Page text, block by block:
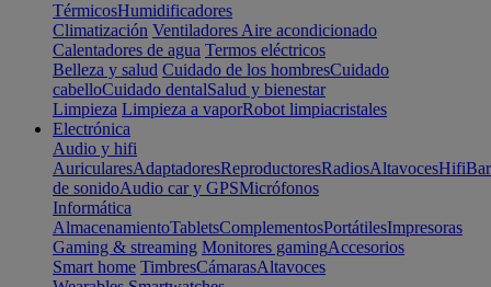
TérmicosHumidificadores
Climatización Ventiladores Aire acondicionado
Calentadores de agua Termos eléctricos
Belleza y salud Cuidado de los hombresCuidado
cabelloCuidado dentalSalud y bienestar
Limpieza Limpieza a vaporRobot limpiacristales
Electrónica
Audio y hifi
AuricularesAdaptadoresReproductoresRadiosAltavocesHifi
de sonidoAudio car y GPSMicrófonos
Informática
AlmacenamientoTabletsComplementosPortátilesImpresoras
Gaming & streaming Monitores gamingAccesorios
Smart home TimbresCámarasAltavoces